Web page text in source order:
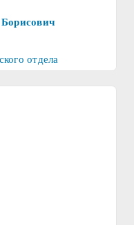
отдела